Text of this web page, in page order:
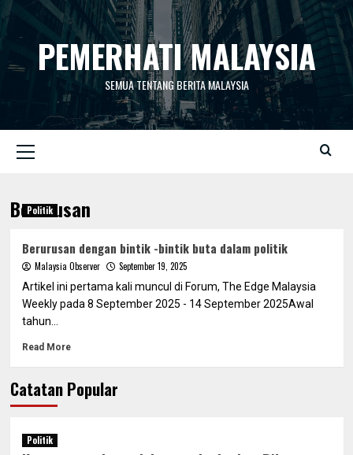
Skip
contentPEMERHATI MALAYSIA
SEMUA TENTANG BERITA MALAYSIA
Menu
Berurusan
Politik
Berurusan dengan bintik -bintik buta dalam politik
Malaysia Observer
September 19, 2025
Artikel ini pertama kali muncul di Forum, The Edge Malaysia
Weekly pada 8 September 2025 - 14 September 2025Awal
tahun...
Read More
Catatan Popular
Politik